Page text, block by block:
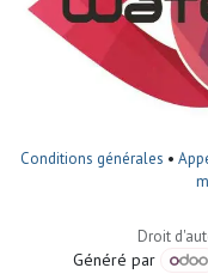
Conditions générales •
Droit
Généré par